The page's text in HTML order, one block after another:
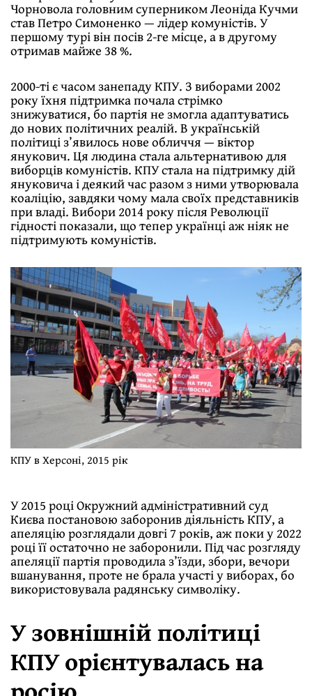
Чорновола головним суперником Леоніда Кучми
став Петро Симоненко — лідер комуністів. У
першому турі він посів 2-ге місце, а в другому
отримав майже 38 %.
2000-ті є часом занепаду КПУ. З виборами 2002
року їхня підтримка почала стрімко
знижуватися, бо партія не змогла адаптуватись
до нових політичних реалій. В українській
політиці з’явилось нове обличчя — віктор
янукович. Ця людина стала альтернативою для
виборців комуністів. КПУ стала на підтримку дій
януковича і деякий час разом з ними утворювала
коаліцію, завдяки чому мала своїх представників
при владі. Вибори 2014 року після Революції
гідності показали, що тепер українці аж ніяк не
підтримують комуністів.
КПУ в Херсоні, 2015 рік
У 2015 році Окружний адміністративний суд
Києва постановою заборонив діяльність КПУ, а
апеляцію розглядали довгі 7 років, аж поки у 2022
році її остаточно не заборонили. Під час розгляду
апеляції партія проводила з’їзди, збори, вечори
вшанування, проте не брала участі у виборах, бо
використовувала радянську символіку.
У зовнішній політиці
КПУ орієнтувалась на